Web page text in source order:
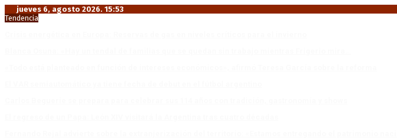
jueves 6, agosto 2026. 15:53
Tendencia